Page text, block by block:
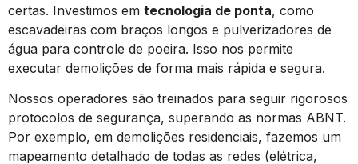
certas. Investimos em tecnologia de ponta, como
escavadeiras com braços longos e pulverizadores de
água para controle de poeira. Isso nos permite
executar demolições de forma mais rápida e segura.
Nossos operadores são treinados para seguir rigorosos
protocolos de segurança, superando as normas ABNT.
Por exemplo, em demolições residenciais, fazemos um
mapeamento detalhado de todas as redes (elétrica,